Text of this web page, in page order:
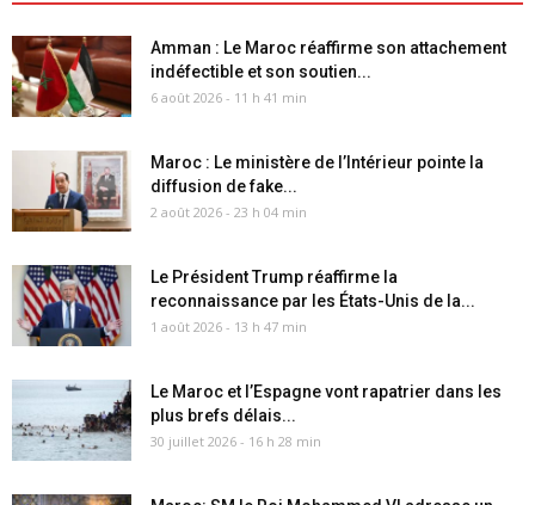
Amman : Le Maroc réaffirme son attachement
indéfectible et son soutien...
6 août 2026 - 11 h 41 min
Maroc : Le ministère de l’Intérieur pointe la
diffusion de fake...
2 août 2026 - 23 h 04 min
Le Président Trump réaffirme la
reconnaissance par les États-Unis de la...
1 août 2026 - 13 h 47 min
Le Maroc et l’Espagne vont rapatrier dans les
plus brefs délais...
30 juillet 2026 - 16 h 28 min